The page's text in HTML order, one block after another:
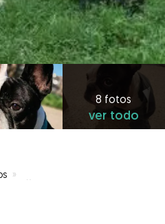
8 fotos
ver todo
»